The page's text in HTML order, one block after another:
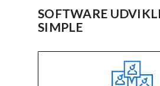
SOFTWARE
SIMPLE